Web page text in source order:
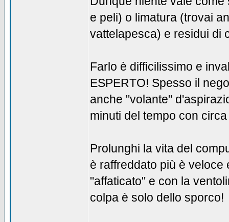
e peli) o limatura (trovai
vattelapesca) e residui di
Farlo è difficilissimo e
ESPERTO! Spesso il
anche "volante"
minuti del tempo con
Prolunghi la vita del
è raffreddato più è
"affaticato" e con la
colpa è solo dello sporco!